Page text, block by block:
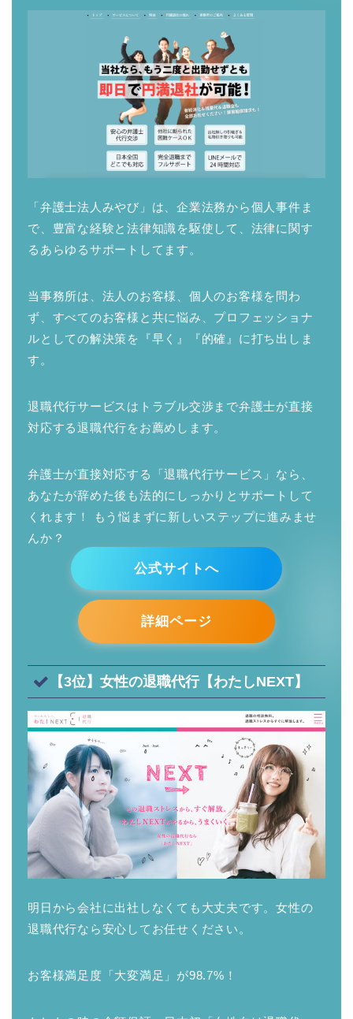
「弁護士法人みやび」は、企業法務から個人事件ま
で、豊富な経験と法律知識を駆使して、法律に関す
るあらゆるサポートしてます。
当事務所は、法人のお客様、個人のお客様を問わ
ず、すべてのお客様と共に悩み、プロフェッショナ
ルとしての解決策を『早く』『的確』に打ち出しま
す。
退職代行サービスはトラブル交渉まで弁護士が直接
対応する退職代行をお薦めします。
弁護士が直接対応する「退職代行サービス」なら、
あなたが辞めた後も法的にしっかりとサポートして
くれます！ もう悩まずに新しいステップに進みませ
んか？
公式サイトへ
詳細ページ
【3位】女性の退職代行【わたしNEXT】
明日から会社に出社しなくても大丈夫です。女性の
退職代行なら安心してお任せください。
お客様満足度「大変満足」が98.7%！